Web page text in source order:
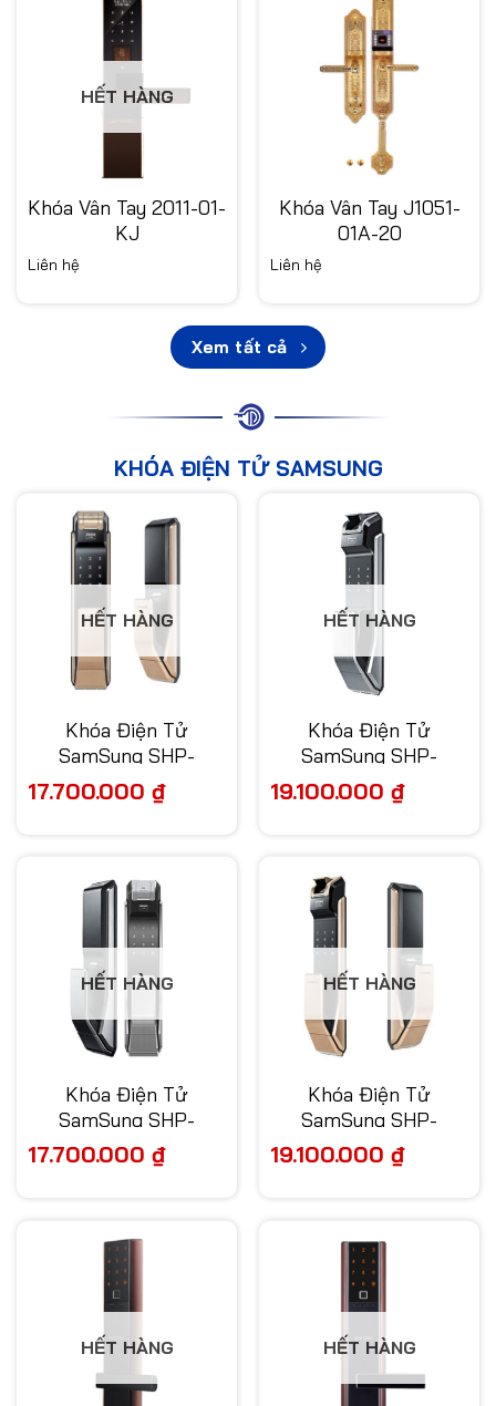
HẾT HÀNG
Khóa Vân Tay 2011-01-
KJ
Liên hệ
Khóa Vân Tay J1051-
01A-20
Liên hệ
Xem tất cả
KHÓA ĐIỆN TỬ SAMSUNG
HẾT HÀNG
Khóa Điện Tử
SamSung SHP-
DP718BG/EN
17.700.000 ₫
HẾT HÀNG
Khóa Điện Tử
SamSung SHP-
DP728BK/EN
19.100.000 ₫
HẾT HÀNG
Khóa Điện Tử
SamSung SHP-
DP718BK/EN
17.700.000 ₫
HẾT HÀNG
Khóa Điện Tử
SamSung SHP-
DP728BG/EN
19.100.000 ₫
HẾT HÀNG HẾT HÀNG